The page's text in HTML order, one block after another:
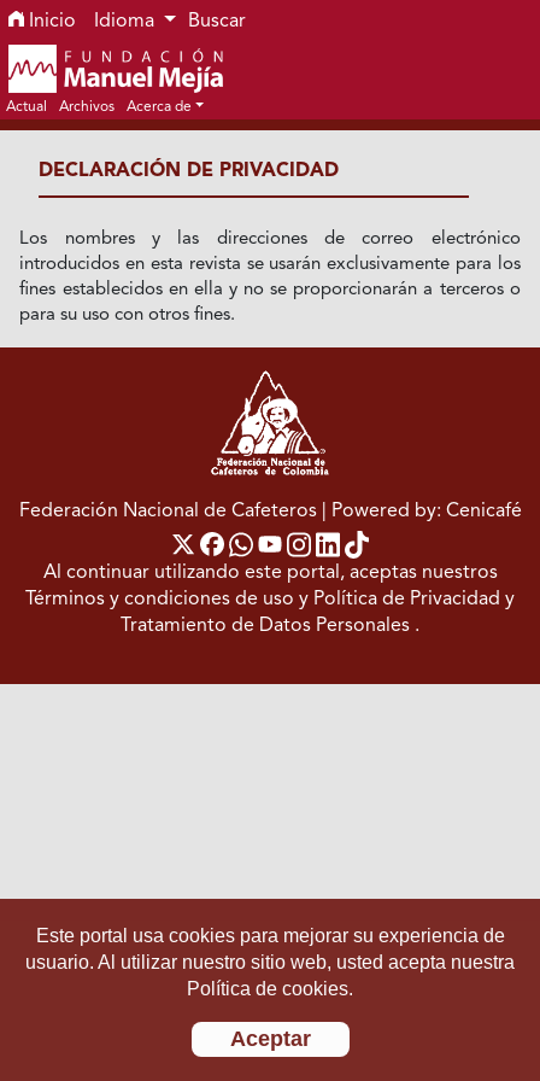
Ir al menú de navegación principal
Ir al contenido principal
Ir al pie de página del sitio
Inicio Idioma Buscar
Actual Archivos Acerca de
DECLARACIÓN DE PRIVACIDAD
Los nombres y las direcciones de correo electrónico
introducidos en esta revista se usarán exclusivamente para los
fines establecidos en ella y no se proporcionarán a terceros o
para su uso con otros fines.
Este portal usa cookies para mejorar su experiencia de
usuario. Al utilizar nuestro sitio web, usted acepta nuestra
Política de cookies.
Aceptar
Federación Nacional de Cafeteros | Powered by: Cenicafé
Al continuar utilizando este portal, aceptas nuestros
Términos y condiciones de uso y Política de Privacidad y
Tratamiento de Datos Personales .